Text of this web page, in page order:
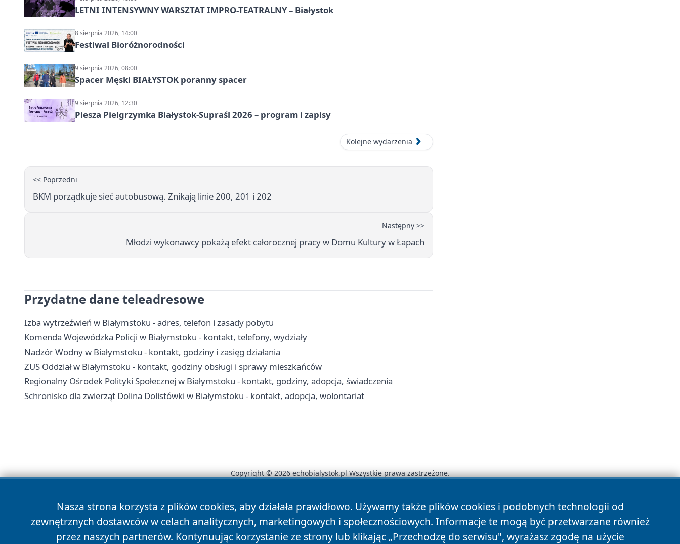
LETNI INTENSYWNY WARSZTAT IMPRO-TEATRALNY – Białystok
8 sierpnia 2026, 14:00
Festiwal Bioróżnorodności
9 sierpnia 2026, 08:00
Spacer Męski BIAŁYSTOK poranny spacer
9 sierpnia 2026, 12:30
Piesza Pielgrzymka Białystok-Supraśl 2026 – program i zapisy
Kolejne wydarzenia
<< Poprzedni
BKM porządkuje sieć autobusową. Znikają linie 200, 201 i 202
Następny >>
Młodzi wykonawcy pokażą efekt całorocznej pracy w Domu Kultury w Łapach
Przydatne dane teleadresowe
Izba wytrzeźwień w Białymstoku - adres, telefon i zasady pobytu
Komenda Wojewódzka Policji w Białymstoku - kontakt, telefony, wydziały
Nadzór Wodny w Białymstoku - kontakt, godziny i zasięg działania
ZUS Oddział w Białymstoku - kontakt, godziny obsługi i sprawy mieszkańców
Regionalny Ośrodek Polityki Społecznej w Białymstoku - kontakt, godziny, adopcja, świadczenia
Schronisko dla zwierząt Dolina Dolistówki w Białymstoku - kontakt, adopcja, wolontariat
Nasza strona korzysta z plików cookies, aby działała prawidłowo. Używamy także plików cookies i podobnych technologii od
zewnętrznych dostawców w celach analitycznych, marketingowych i społecznościowych. Informacje te mogą być przetwarzane również
przez naszych partnerów. Kontynuując korzystanie ze strony lub klikając „Przechodzę do serwisu", wyrażasz zgodę na użycie
Copyright © 2026 echobialystok.pl Wszystkie prawa zastrzeżone.
News Autorzy Polityka Prywatności Polityka Cookies